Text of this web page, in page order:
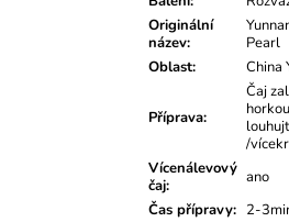
Originální
název:
Pearl
Oblast: China
Příprava:
Čaj
/
Vícenálevový
čaj:
ano
Čas přípravy: 2-